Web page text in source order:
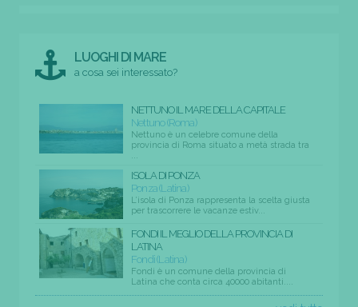
LUOGHI DI MARE
a cosa sei interessato?
NETTUNO IL MARE DELLA CAPITALE
Nettuno (Roma)
Nettuno è un celebre comune della
provincia di Roma situato a metà strada tra
...
ISOLA DI PONZA
Ponza (Latina)
L’isola di Ponza rappresenta la scelta giusta
per trascorrere le vacanze estiv...
FONDI IL MEGLIO DELLA PROVINCIA DI
LATINA
Fondi (Latina)
Fondi è un comune della provincia di
Latina che conta circa 40000 abitanti....